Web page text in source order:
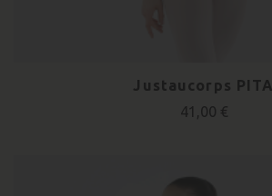
Justaucorps PITA
41,00 €